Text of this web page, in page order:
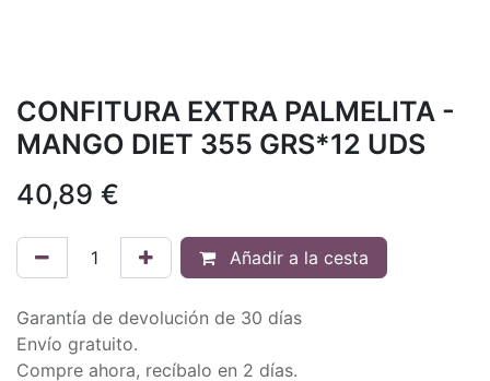
CONFITURA EXTRA PALMELITA -
MANGO DIET 355 GRS*12 UDS
40,89 €
Añadir a la cesta
Garantía de devolución de 30 días
Envío gratuito.
Compre ahora, recíbalo en 2 días.